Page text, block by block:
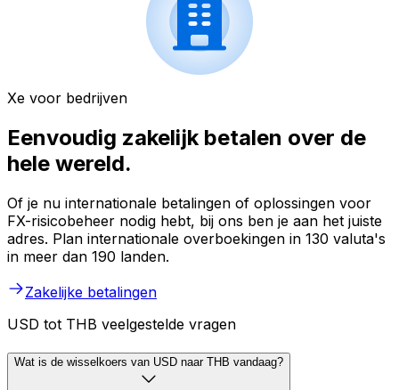
Xe voor bedrijven
Eenvoudig zakelijk betalen over de
hele wereld.
Of je nu internationale betalingen of oplossingen voor
FX-risicobeheer nodig hebt, bij ons ben je aan het juiste
adres. Plan internationale overboekingen in 130 valuta's
in meer dan 190 landen.
Zakelijke betalingen
USD tot THB veelgestelde vragen
Wat is de wisselkoers van USD naar THB vandaag?